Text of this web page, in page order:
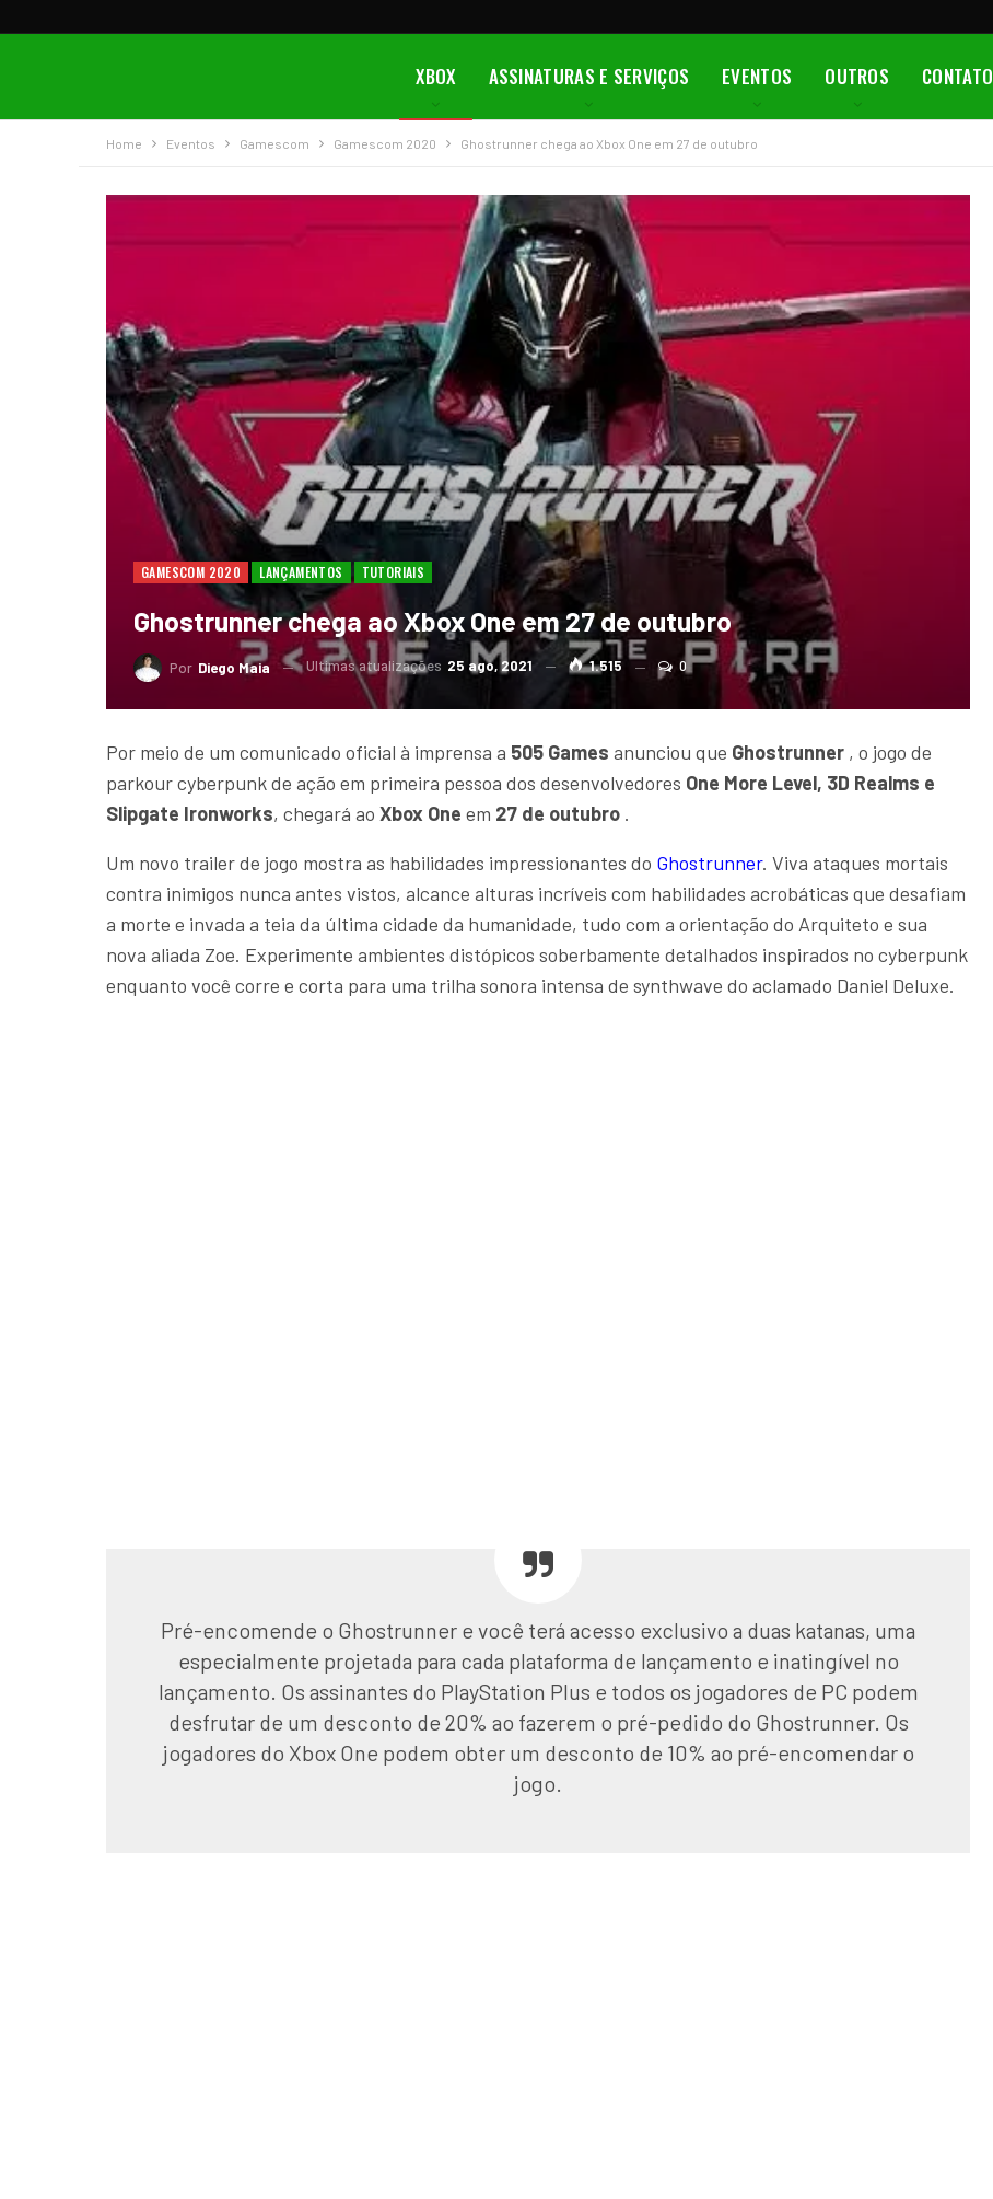
XBOX ASSINATURAS E SERVIÇOS EVENTOS OUTROS CONTATO
Home Eventos Gamescom Gamescom 2020 Ghostrunner chega ao Xbox One em 27 de outubro
GAMESCOM 2020 LANÇAMENTOS TUTORIAIS
Ghostrunner chega ao Xbox One em 27 de outubro
Por Diego Maia Ultimas atualizações 25 ago, 2021 1.515 0
Por meio de um comunicado oficial à imprensa a 505 Games anunciou que Ghostrunner , o jogo de
parkour cyberpunk de ação em primeira pessoa dos desenvolvedores One More Level, 3D Realms e
Slipgate Ironworks, chegará ao Xbox One em 27 de outubro .
Um novo trailer de jogo mostra as habilidades impressionantes do Ghostrunner. Viva ataques mortais
contra inimigos nunca antes vistos, alcance alturas incríveis com habilidades acrobáticas que desafiam
a morte e invada a teia da última cidade da humanidade, tudo com a orientação do Arquiteto e sua
nova aliada Zoe. Experimente ambientes distópicos soberbamente detalhados inspirados no cyberpunk
enquanto você corre e corta para uma trilha sonora intensa de synthwave do aclamado Daniel Deluxe.
Pré-encomende o Ghostrunner e você terá acesso exclusivo a duas katanas, uma
especialmente projetada para cada plataforma de lançamento e inatingível no
lançamento. Os assinantes do PlayStation Plus e todos os jogadores de PC podem
desfrutar de um desconto de 20% ao fazerem o pré-pedido do Ghostrunner. Os
jogadores do Xbox One podem obter um desconto de 10% ao pré-encomendar o
jogo.